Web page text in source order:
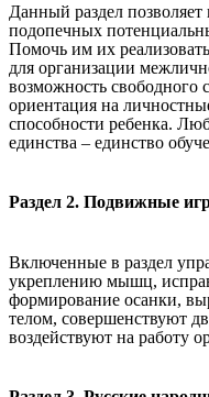
Данный раздел
подопечных
Помочь им их
для организации
возможность свободного
ориентация на
способности ребенка.
единства – единство
Раздел 2. Подвижные
Включенные в раздел
укреплению мышц,
формирование осанки,
телом, совершенствуют
воздействуют на работу